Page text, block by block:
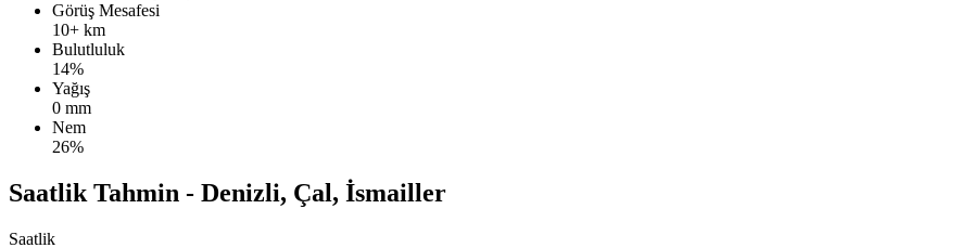
Görüş Mesafesi
10+ km
Bulutluluk
14%
Yağış
0 mm
Nem
26%
Saatlik Tahmin - Denizli, Çal, İsmailler
Saatlik